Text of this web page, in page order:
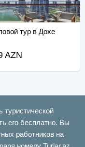
тур в Дохе
AZN
туристической
его бесплатно. Вы
работников на